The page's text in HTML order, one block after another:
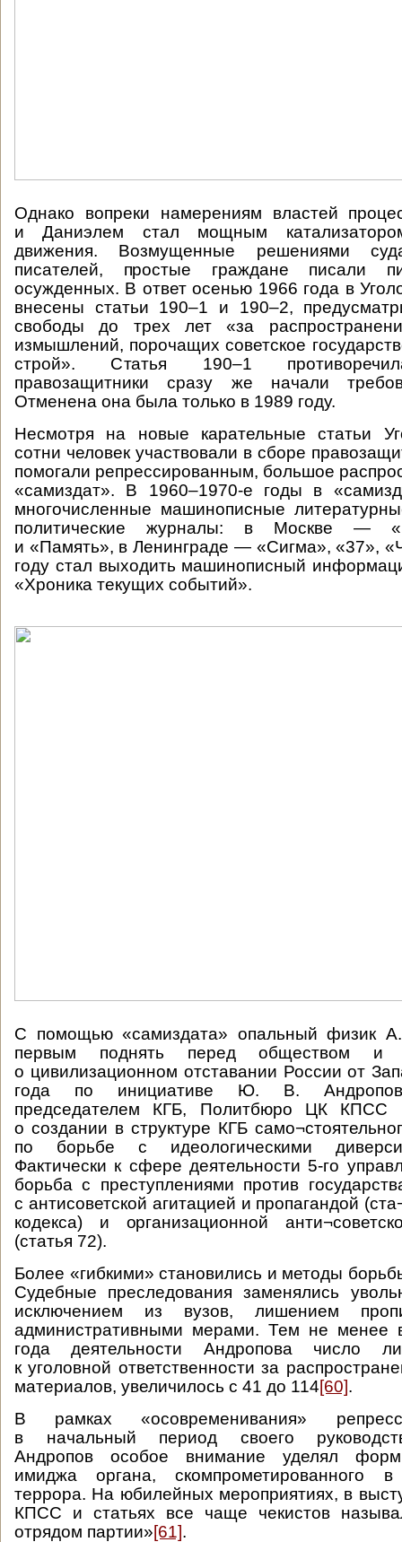
Однако вопреки намерениям властей
и Даниэлем стал мощным катализатором
движения. Возмущенные решениями
писателей, простые граждане писали
осужденных. В ответ осенью 1966 года в
внесены статьи 190–1 и 190–2,
свободы до трех лет «за
измышлений, порочащих советское
строй». Статья 190–1
правозащитники сразу же начали
Отменена она была только в 1989 году.
Несмотря на новые карательные статьи
сотни человек участвовали в сборе
помогали репрессированным, большое
«самиздат». В 1960–1970-е годы в
многочисленные машинописные
политические журналы: в Москве —
и «Память», в Ленинграде — «Сигма», «37»,
году стал выходить машинописный
«Хроника текущих событий».
С помощью «самиздата» опальный физик
первым поднять перед обществом и
о цивилизационном отставании России от
года по инициативе Ю. В.
председателем КГБ, Политбюро ЦК КПСС
о создании в структуре КГБ
по борьбе с идеологическими
Фактически к сфере деятельности 5-го
борьба с преступлениями против
с антисоветской агитацией и пропагандой
кодекса) и организационной
(статья 72).
Более «гибкими» становились и методы
Судебные преследования заменялись
исключением из вузов, лишением
административными мерами. Тем не менее
года деятельности Андропова число
к уголовной ответственности за
материалов, увеличилось с 41 до 114[60].
В рамках «осовременивания»
в начальный период своего
Андропов особое внимание уделял
имиджа органа, скомпрометированного
террора. На юбилейных мероприятиях, в
КПСС и статьях все чаще чекистов
отрядом партии»[61].